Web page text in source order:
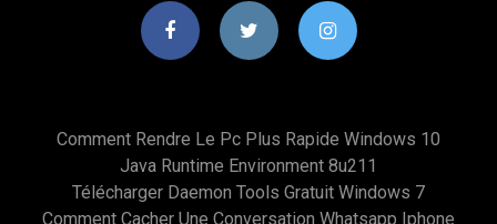
Comment Rendre Le Pc Plus Rapide Windows 10
Java Runtime Environment 8u211
Télécharger Daemon Tools Gratuit Windows 7
Comment Cacher Une Conversation Whatsapp Iphone